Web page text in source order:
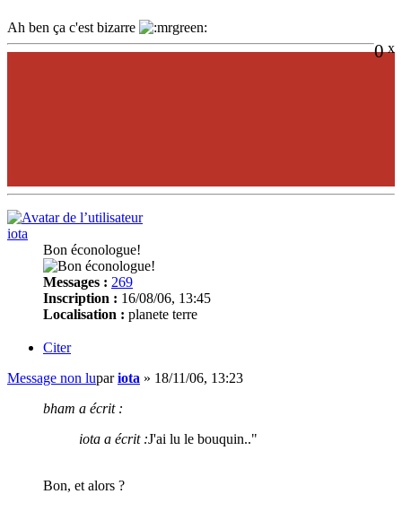
Ah ben ça c'est bizarre
0x
iota
Bon éconologue!
Messages : 269
Inscription : 16/08/06, 13:45
Localisation : planete terre
Citer
Message non lupariota » 18/11/06, 13:23
bham a écrit :
iota a écrit :J'ai lu le bouquin.."
Bon, et alors ?